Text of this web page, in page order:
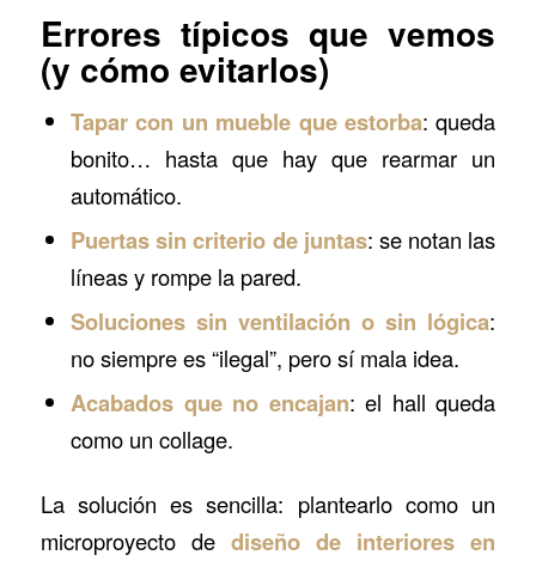
Errores típicos que vemos
(y cómo evitarlos)
Tapar con un mueble que estorba: queda
bonito… hasta que hay que rearmar un
automático.
Puertas sin criterio de juntas: se notan las
líneas y rompe la pared.
Soluciones sin ventilación o sin lógica:
no siempre es “ilegal”, pero sí mala idea.
Acabados que no encajan: el hall queda
como un collage.
La solución es sencilla: plantearlo como un
microproyecto de diseño de interiores en